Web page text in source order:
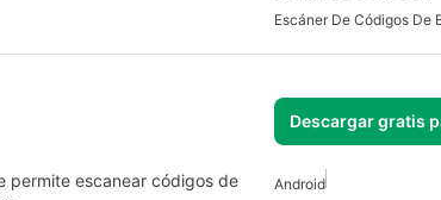
Escáner De Códigos De
Descargar gratis
permite escanear códigos de
Android